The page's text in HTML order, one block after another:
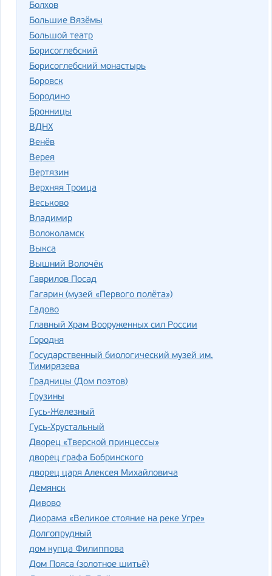
Болхов
Большие Вязёмы
Большой театр
Борисоглебский
Борисоглебский монастырь
Боровск
Бородино
Бронницы
ВДНХ
Венёв
Верея
Вертязин
Верхняя Троица
Веськово
Владимир
Волоколамск
Выкса
Вышний Волочёк
Гаврилов Посад
Гагарин (музей «Первого полёта»)
Гадово
Главный Храм Вооруженных сил России
Городня
Государственный биологический музей им.
Тимирязева
Градницы (Дом поэтов)
Грузины
Гусь-Железный
Гусь-Хрустальный
Дворец «Тверской принцессы»
дворец графа Бобринского
дворец царя Алексея Михайловича
Демянск
Дивово
Диорама «Великое стояние на реке Угре»
Долгопрудный
дом купца Филиппова
Дом Пояса (золотное шитьё)